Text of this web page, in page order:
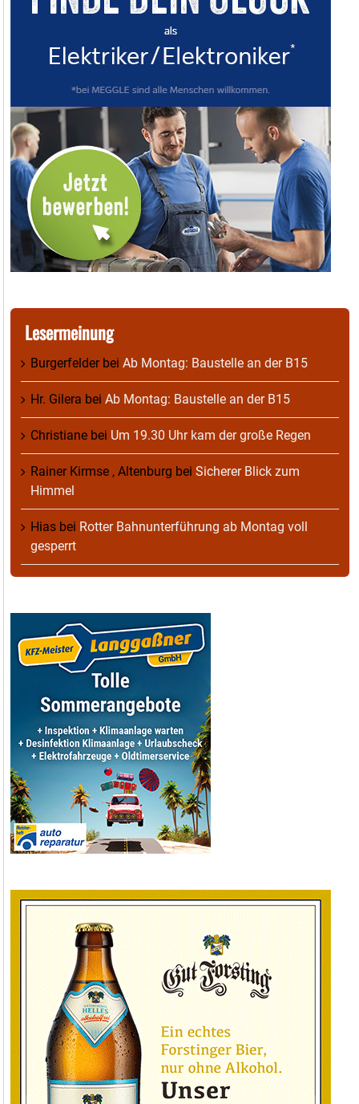
Lesermeinung
Burgerfelderbei Ab Montag: Baustelle an der B15
Hr. Gilera bei Ab Montag: Baustelle an der B15
Christiane bei Um 19.30 Uhr kam der große Regen
Rainer Kirmse , Altenburg bei Sicherer Blick zum
Himmel
Hias bei Rotter Bahnunterführung ab Montag voll
gesperrt